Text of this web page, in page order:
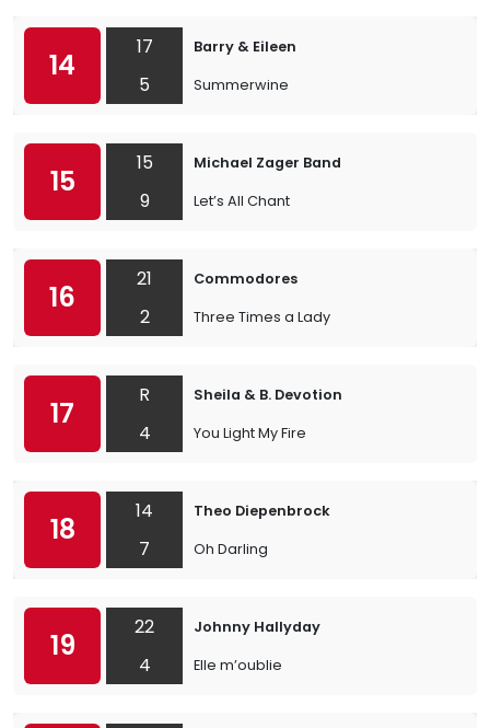
14
17
5
Barry & Eileen
Summerwine
15
15
9
Michael Zager Band
Let’s All Chant
16
21
2
Commodores
Three Times a Lady
17
R
4
Sheila & B. Devotion
You Light My Fire
18
14
7
Theo Diepenbrock
Oh Darling
19
22
4
Johnny Hallyday
Elle m’oublie